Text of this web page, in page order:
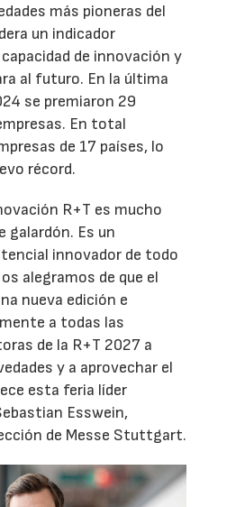
más pioneras del
un indicador
de innovación y
al futuro. En la última
se premiaron 29
En total
de 17 países, lo
récord.
R+T es mucho
galardón. Es un
innovador de todo
alegramos de que el
nueva edición e
a todas las
de la R+T 2027 a
y a aprovechar el
esta feria líder
Esswein,
de Messe Stuttgart.